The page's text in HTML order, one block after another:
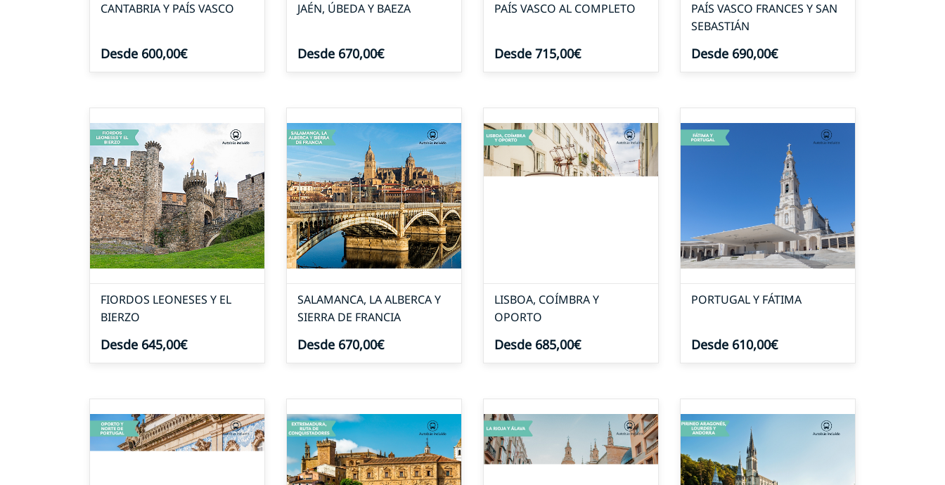
CANTABRIA Y PAÍS VASCO
Desde 600,00€
JAÉN, ÚBEDA Y BAEZA
Desde 670,00€
PAÍS VASCO AL COMPLETO
Desde 715,00€
PAÍS VASCO FRANCES Y SAN
SEBASTIÁN
Desde 690,00€
FIORDOS LEONESES Y EL
BIERZO
Desde 645,00€
SALAMANCA, LA ALBERCA Y
SIERRA DE FRANCIA
Desde 670,00€
LISBOA, COÍMBRA Y
OPORTO
Desde 685,00€
PORTUGAL Y FÁTIMA
Desde 610,00€